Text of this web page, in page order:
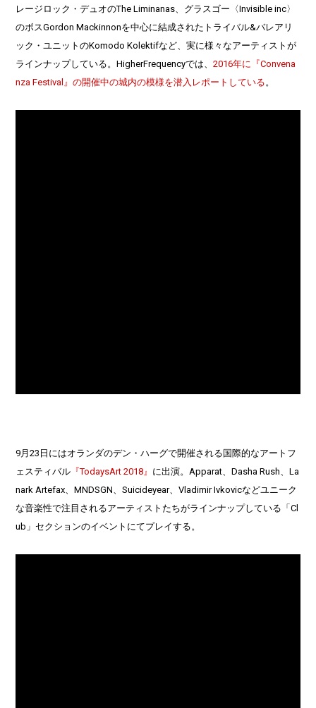
レージロック・デュオのThe Liminanas、グラスゴー〈Invisible inc〉
のボスGordon Mackinnonを中心に結成されたトライバル&バレアリ
ック・ユニットのKomodo Kolektifなど、実に様々なアーティストが
ラインナップしている。HigherFrequencyでは、2016年に『Convena
nza Festival』の開催中の城内の模様を潜入レポートしている 。
9月23日にはオランダのデン・ハーグで開催される国際的なアートフ
ェスティバル 『TodaysArt 2018』 に出演。Apparat、Dasha Rush、La
nark Artefax、MNDSGN、Suicideyear、Vladimir Ivkovicなどユニーク
な音楽性で注目されるアーティストたちがラインナップしている「Cl
ub」セクションのイベントにてプレイする。